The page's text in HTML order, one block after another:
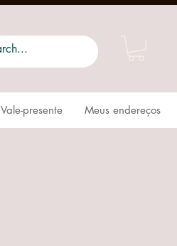
Vale-presente Meus endereços